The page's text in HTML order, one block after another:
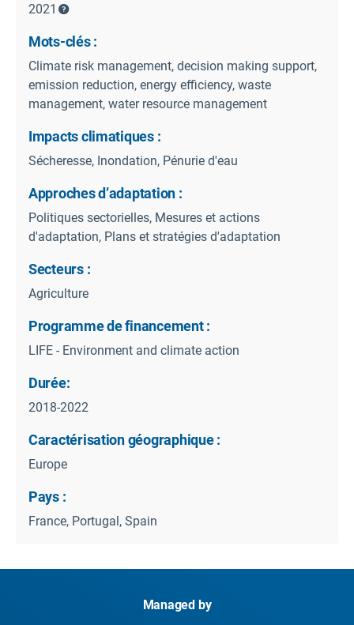
2021
Mots-clés :
Climate risk management, decision making support,
emission reduction, energy efficiency, waste
management, water resource management
Impacts climatiques :
Sécheresse, Inondation, Pénurie d'eau
Approches d’adaptation :
Politiques sectorielles, Mesures et actions
d'adaptation, Plans et stratégies d'adaptation
Secteurs :
Agriculture
Programme de financement :
LIFE - Environment and climate action
Durée:
2018-2022
Caractérisation géographique :
Europe
Pays :
France, Portugal, Spain
Managed by